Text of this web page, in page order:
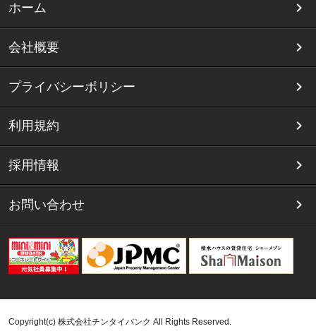
ホーム
会社概要
プライバシーポリシー
利用規約
採用情報
お問い合わせ
Copyright(c) 株式会社チンタイバンク All Rights Reserved.